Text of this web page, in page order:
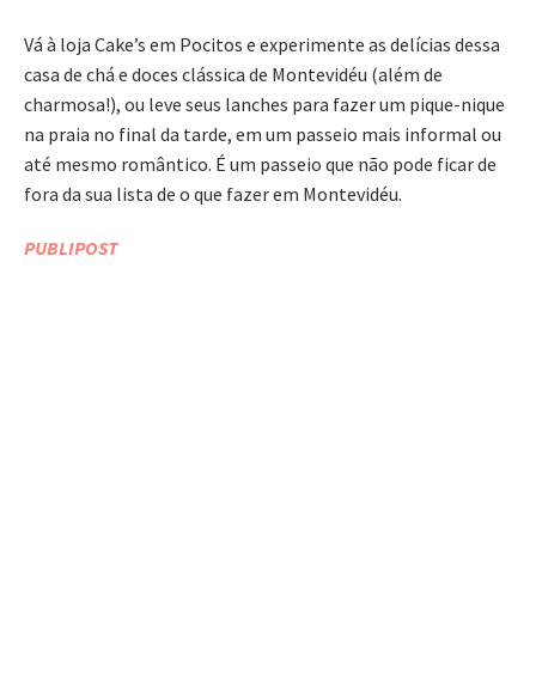
Vá à loja Cake’s em Pocitos e experimente as delícias dessa
casa de chá e doces clássica de Montevidéu (além de
charmosa!), ou leve seus lanches para fazer um pique-nique
na praia no final da tarde, em um passeio mais informal ou
até mesmo romântico. É um passeio que não pode ficar de
fora da sua lista de o que fazer em Montevidéu.
PUBLIPOST